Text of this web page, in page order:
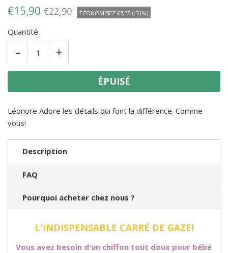
€15,90 €22,90 ÉCONOMISEZ €7,00 (-31%)
Quantité
+
-
ÉPUISÉ
Léonore Adore les détails qui font la différence. Comme
vous!
Description
FAQ
Pourquoi acheter chez nous ?
L'INDISPENSABLE CARRÉ DE GAZE!
Vous avez besoin d'un chiffon tout doux pour bébé